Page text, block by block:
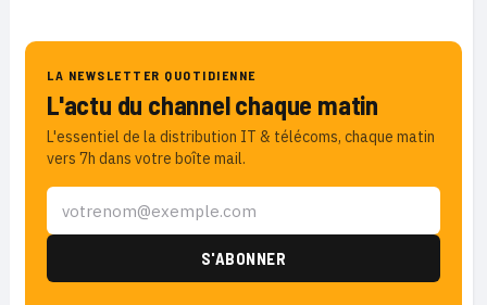
LA NEWSLETTER QUOTIDIENNE
L'actu du channel chaque matin
L'essentiel de la distribution IT & télécoms, chaque matin
vers 7h dans votre boîte mail.